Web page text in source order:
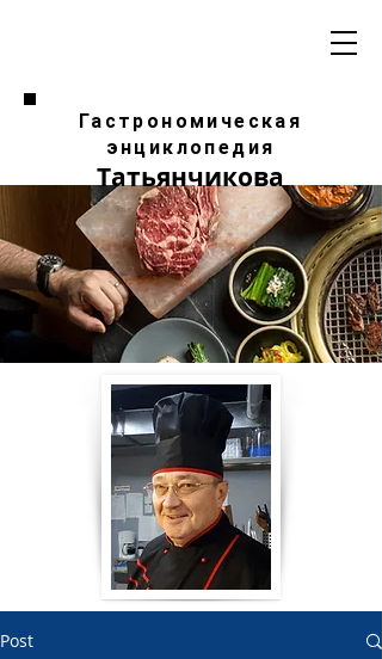
Гастрономическая
энциклопедия
Татьянчикова
Post